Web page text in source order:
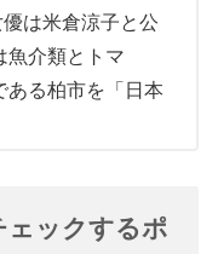
は米倉涼子と公
魚介類とトマ
ある柏市を「日本
ェックするポ